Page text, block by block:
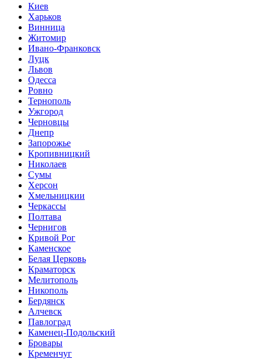
Киев
Харьков
Винница
Житомир
Ивано-Франковск
Луцк
Львов
Одесса
Ровно
Тернополь
Ужгород
Черновцы
Днепр
Запорожье
Кропивницкий
Николаев
Сумы
Херсон
Хмельницкии
Черкассы
Полтава
Чернигов
Кривой Рог
Каменское
Белая Церковь
Краматорск
Мелитополь
Никополь
Бердянск
Алчевск
Павлоград
Каменец-Подольский
Бровары
Кременчуг